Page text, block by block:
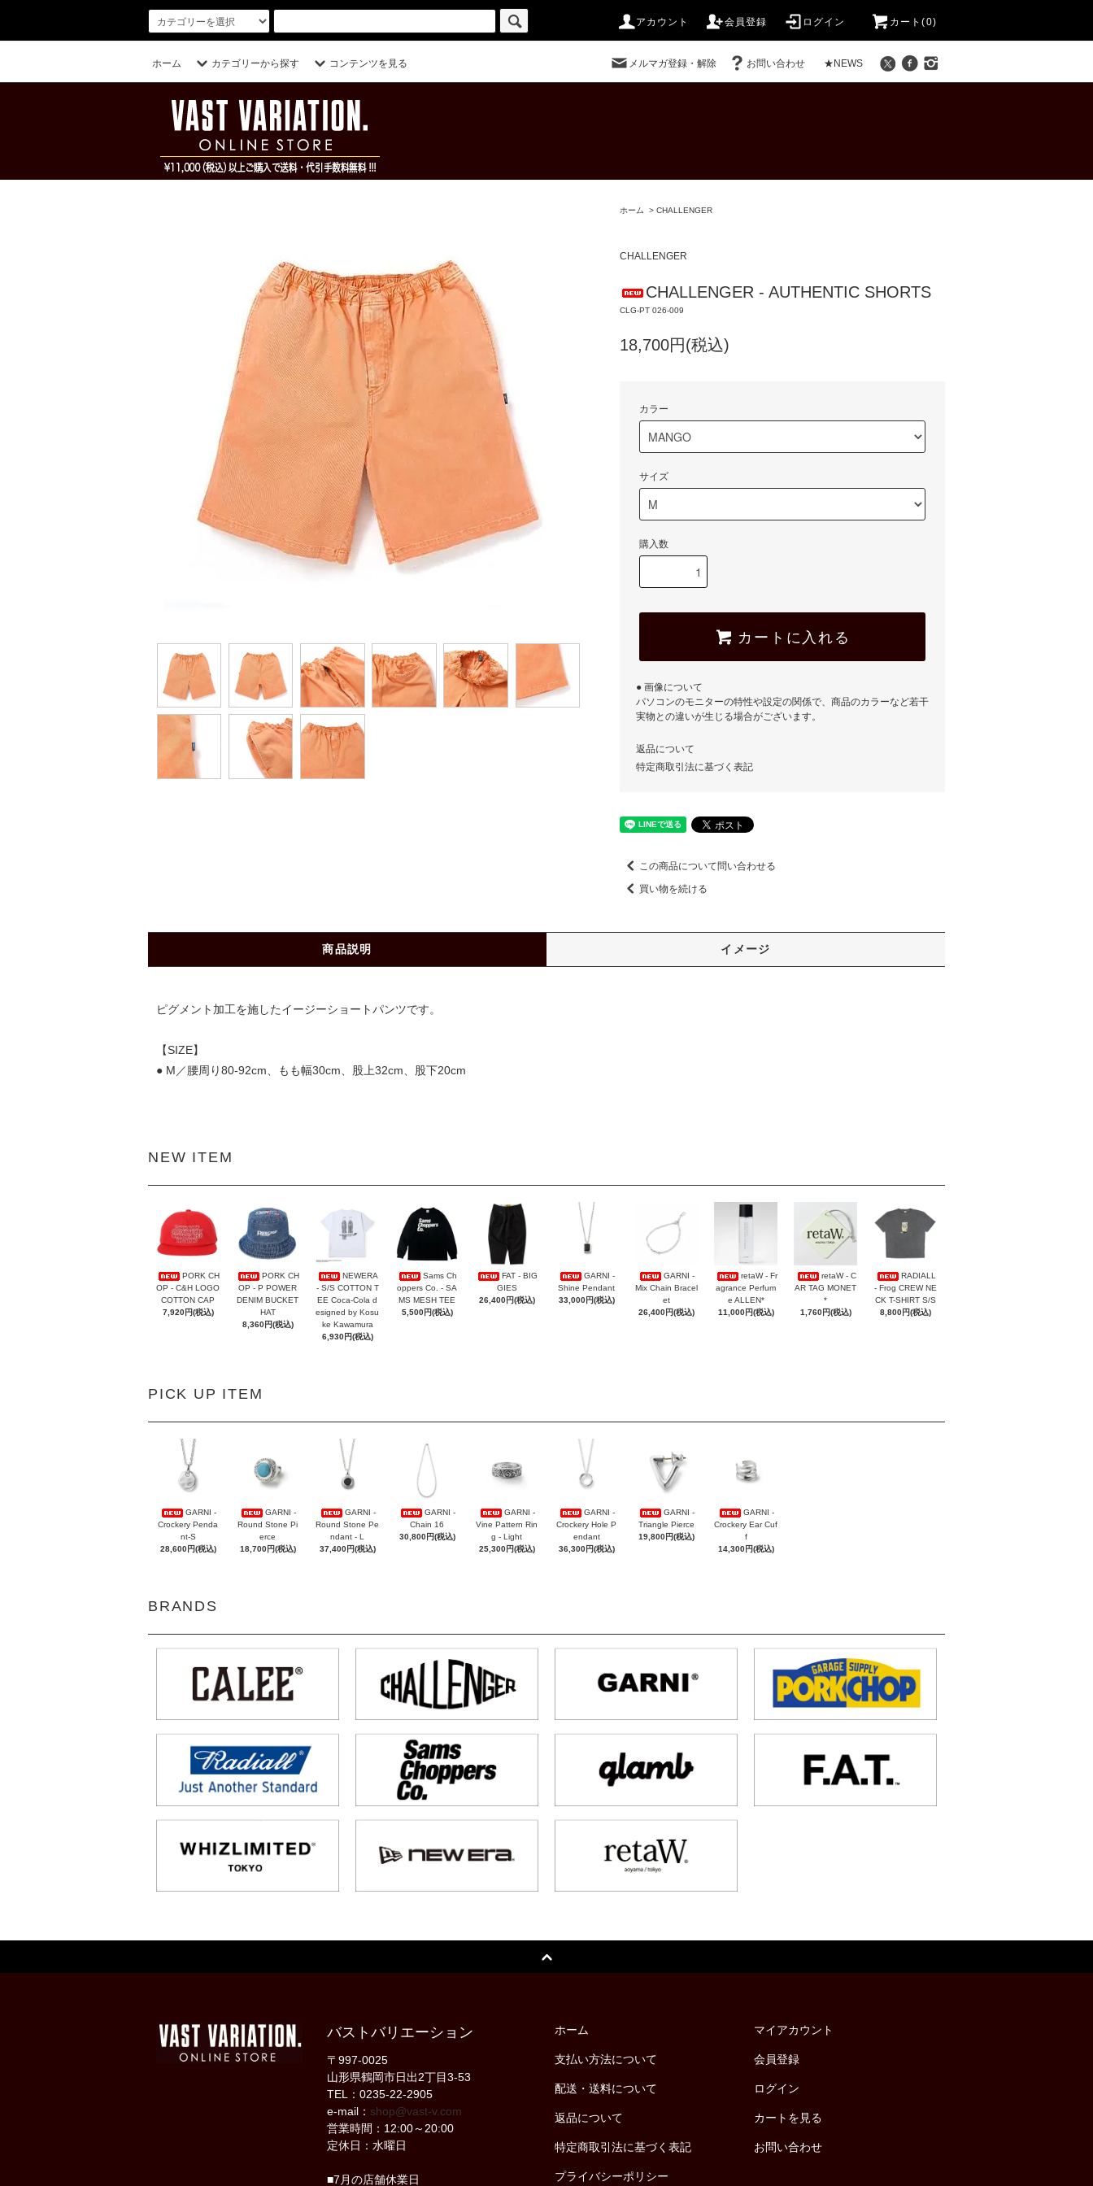
アカウント 会員登録 ログイン カート(0)
ホーム カテゴリーから探す コンテンツを見る メルマガ登録・解除 お問い合わせ ★NEWS
ホーム > CHALLENGER
CHALLENGER
CHALLENGER - AUTHENTIC SHORTS
CLG-PT 026-009
18,700円(税込)
カラー
サイズ
購入数
カートに入れる
● 画像について
パソコンのモニターの特性や設定の関係で、商品のカラーなど若干
実物との違いが生じる場合がございます。
返品について
特定商取引法に基づく表記
この商品について問い合わせる
買い物を続ける
商品説明 イメージ
ピグメント加工を施したイージーショートパンツです。
【SIZE】
● M／腰周り80-92cm、もも幅30cm、股上32cm、股下20cm
NEW ITEM
PORK CH
OP - C&H LOGO
COTTON CAP
7,920円(税込)
PORK CH
OP - P POWER
DENIM BUCKET
HAT
8,360円(税込)
NEWERA
- S/S COTTON T
EE Coca-Cola d
esigned by Kosu
ke Kawamura
6,930円(税込)
Sams Ch
oppers Co. - SA
MS MESH TEE
5,500円(税込)
FAT - BIG
GIES
26,400円(税込)
GARNI -
Shine Pendant
33,000円(税込)
GARNI -
Mix Chain Bracel
et
26,400円(税込)
retaW - Fr
agrance Perfum
e ALLEN*
11,000円(税込)
retaW - C
AR TAG MONET
*
1,760円(税込)
RADIALL
- Frog CREW NE
CK T-SHIRT S/S
8,800円(税込)
PICK UP ITEM
GARNI -
Crockery Penda
nt-S
28,600円(税込)
GARNI -
Round Stone Pi
erce
18,700円(税込)
GARNI -
Round Stone Pe
ndant - L
37,400円(税込)
GARNI -
Chain 16
30,800円(税込)
GARNI -
Vine Pattern Rin
g - Light
25,300円(税込)
GARNI -
Crockery Hole P
endant
36,300円(税込)
GARNI -
Triangle Pierce
19,800円(税込)
GARNI -
Crockery Ear Cuf
f
14,300円(税込)
BRANDS
バストバリエーション
〒997-0025
山形県鶴岡市日出2丁目3-53
TEL：0235-22-2905
e-mail： shop@vast-v.com
営業時間：12:00～20:00
定休日：水曜日
■7月の店舗休業日
ホーム
支払い方法について
配送・送料について
返品について
特定商取引法に基づく表記
プライバシーポリシー
マイアカウント
会員登録
ログイン
カートを見る
お問い合わせ